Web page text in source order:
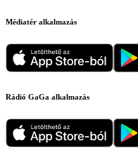
Médiatér alkalmazás
Rádió GaGa alkalmazás